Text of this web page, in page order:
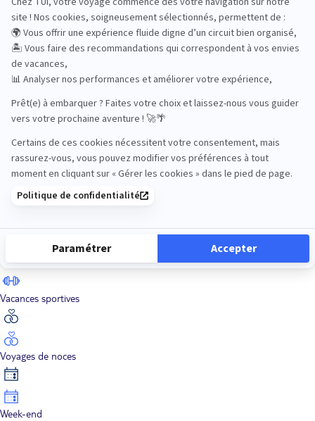
Road Trips
Safari
Sénior
Vacances sportives
Voyages de noces
Week-end